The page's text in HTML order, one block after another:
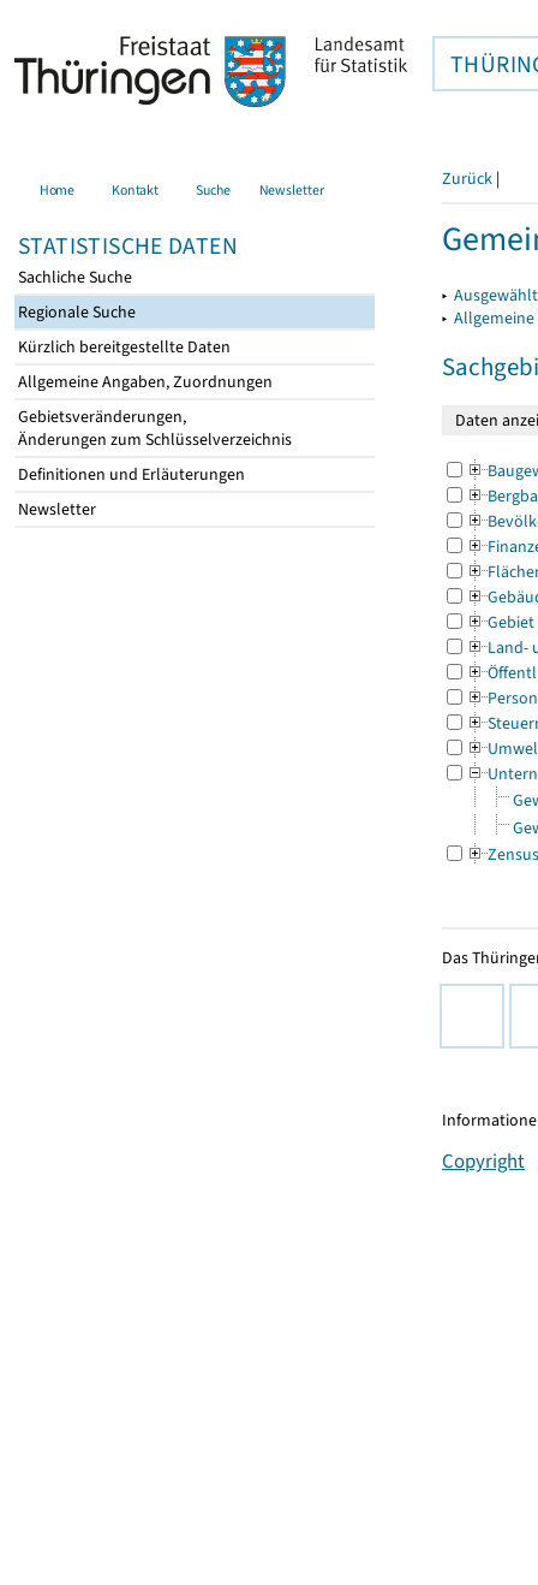
Home Kontakt Suche Newsletter
STATISTISCHE DATEN
Sachliche Suche
Regionale Suche
Kürzlich bereitgestellte Daten
Allgemeine Angaben, Zuordnungen
Gebietsveränderungen,
Änderungen zum Schlüsselverzeichnis
Definitionen und Erläuterungen
Newsletter
Zurück |
▸
▸
Gebiet
Land-
Zensus
Das
Copyright